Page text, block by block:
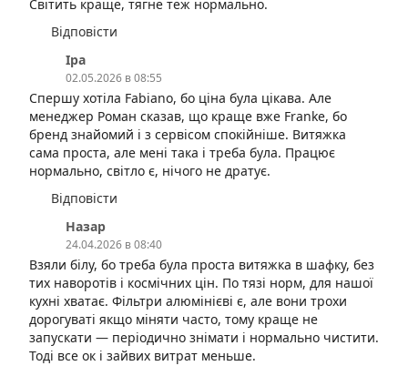
Світить краще, тягне теж нормально.
Відповісти
Іра
02.05.2026 в 08:55
Спершу хотіла Fabiano, бо ціна була цікава. Але
менеджер Роман сказав, що краще вже Franke, бо
бренд знайомий і з сервісом спокійніше. Витяжка
сама проста, але мені така і треба була. Працює
нормально, світло є, нічого не дратує.
Відповісти
Назар
24.04.2026 в 08:40
Взяли білу, бо треба була проста витяжка в шафку, без
тих наворотів і космічних цін. По тязі норм, для нашої
кухні хватає. Фільтри алюмінієві є, але вони трохи
дорогуваті якщо міняти часто, тому краще не
запускати — періодично знімати і нормально чистити.
Тоді все ок і зайвих витрат меньше.